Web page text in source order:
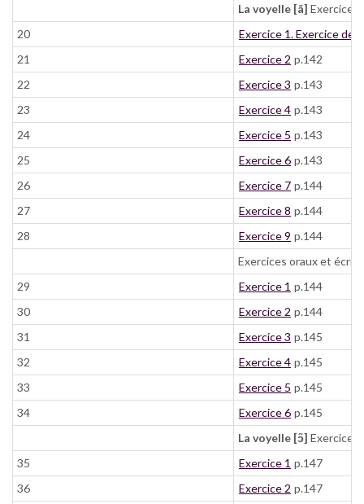
La voyelle [ã] Exercices
20
Exercice 1. Exercice de
21
Exercice 2 p.142
22
Exercice 3 p.143
23
Exercice 4 p.143
24
Exercice 5 p.143
25
Exercice 6 p.143
26
Exercice 7 p.144
27
Exercice 8 p.144
28
Exercice 9 p.144
Exercices oraux et écrits
29
Exercice 1 p.144
30
Exercice 2 p.144
31
Exercice 3 p.145
32
Exercice 4 p.145
33
Exercice 5 p.145
34
Exercice 6 p.145
La voyelle [ɔ̃] Exercices
35
Exercice 1 p.147
36
Exercice 2 p.147